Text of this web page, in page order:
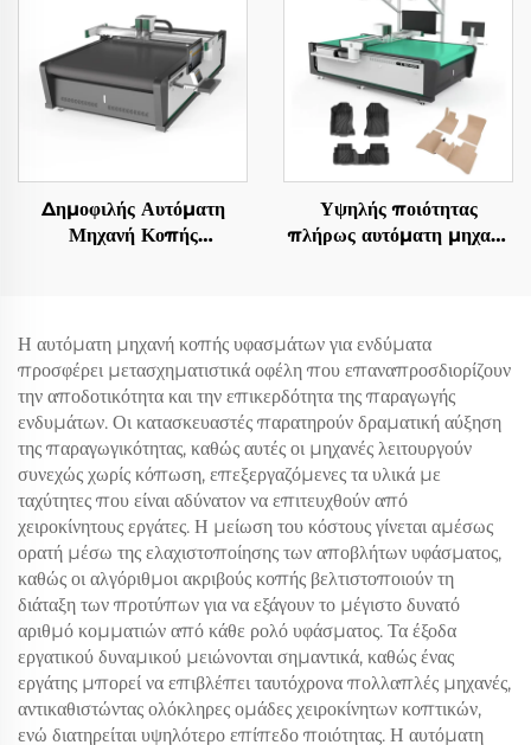
Δημοφιλής Αυτόματη
Μηχανή Κοπής
Υψηλής ποιότητας
πλήρως αυτόματη μηχανή
Η αυτόματη μηχανή κοπής υφασμάτων για ενδύματα
προσφέρει μετασχηματιστικά οφέλη που επαναπροσδιορίζουν
την αποδοτικότητα και την επικερδότητα της παραγωγής
ενδυμάτων. Οι κατασκευαστές παρατηρούν δραματική αύξηση
της παραγωγικότητας, καθώς αυτές οι μηχανές λειτουργούν
συνεχώς χωρίς κόπωση, επεξεργαζόμενες τα υλικά με
ταχύτητες που είναι αδύνατον να επιτευχθούν από
χειροκίνητους εργάτες. Η μείωση του κόστους γίνεται αμέσως
ορατή μέσω της ελαχιστοποίησης των αποβλήτων υφάσματος,
καθώς οι αλγόριθμοι ακριβούς κοπής βελτιστοποιούν τη
διάταξη των προτύπων για να εξάγουν το μέγιστο δυνατό
αριθμό κομματιών από κάθε ρολό υφάσματος. Τα έξοδα
εργατικού δυναμικού μειώνονται σημαντικά, καθώς ένας
εργάτης μπορεί να επιβλέπει ταυτόχρονα πολλαπλές μηχανές,
αντικαθιστώντας ολόκληρες ομάδες χειροκίνητων κοπτικών,
ενώ διατηρείται υψηλότερο επίπεδο ποιότητας. Η αυτόματη